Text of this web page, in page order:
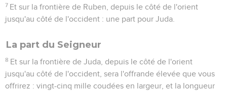
7 Et sur la frontière de Ruben, depuis le côté de l'orient
jusqu'au côté de l'occident : une part pour Juda.
La part du Seigneur
8 Et sur la frontière de Juda, depuis le côté de l'orient
jusqu'au côté de l'occident, sera l'offrande élevée que vous
offrirez : vingt-cinq mille coudées en largeur, et la longueur